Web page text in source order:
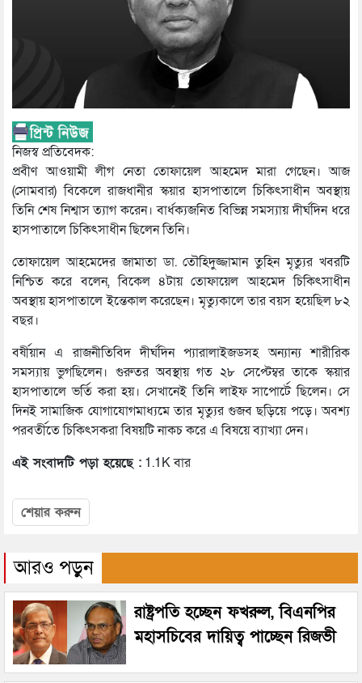
নিজস্ব প্রতিবেদক:
প্রবীণ আওয়ামী লীগ নেতা তোফায়েল আহমেদ মারা গেছেন। আজ
(সোমবার) বিকেলে রাজধানীর স্কয়ার হাসপাতালে চিকিৎসাধীন অবস্থায়
তিনি শেষ নিশ্বাস ত্যাগ করেন। বার্ধক্যজনিত বিভিন্ন সমস্যায় দীর্ঘদিন ধরে
হাসপাতালে চিকিৎসাধীন ছিলেন তিনি।
তোফায়েল আহমেদের জামাতা ডা. তৌহিদুজ্জামান তুহিন মৃত্যুর খবরটি
নিশ্চিত করে বলেন, বিকেল ৪টায় তোফায়েল আহমেদ চিকিৎসাধীন
অবস্থায় হাসপাতালে ইন্তেকাল করেছেন। মৃত্যুকালে তার বয়স হয়েছিল ৮২
বছর।
বর্ষীয়ান এ রাজনীতিবিদ দীর্ঘদিন প্যারালাইজডসহ অন্যান্য শারীরিক
সমস্যায় ভুগছিলেন। গুরুতর অবস্থায় গত ২৮ সেপ্টেম্বর তাকে স্কয়ার
হাসপাতালে ভর্তি করা হয়। সেখানেই তিনি লাইফ সাপোর্টে ছিলেন। সে
দিনই সামাজিক যোগাযোগমাধ্যমে তার মৃত্যুর গুজব ছড়িয়ে পড়ে। অবশ্য
পরবর্তীতে চিকিৎসকরা বিষয়টি নাকচ করে এ বিষয়ে ব্যাখ্যা দেন।
এই সংবাদটি পড়া হয়েছে : 1.1K বার
শেয়ার করুন
আরও পড়ুন
রাষ্ট্রপতি হচ্ছেন ফখরুল, বিএনপির
মহাসচিবের দায়িত্ব পাচ্ছেন রিজভী